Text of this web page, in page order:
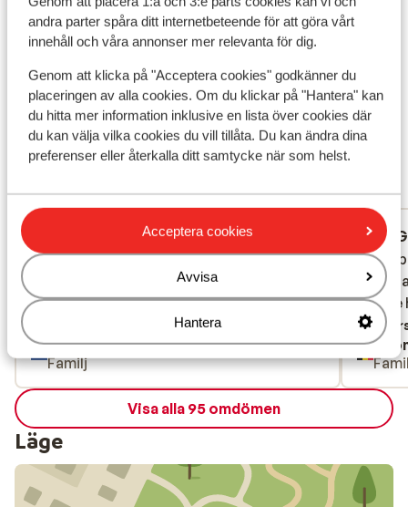
andra parter spåra ditt internetbeteende för att göra vårt
innehåll och våra annonser mer relevanta för dig.
Genom att klicka på "Acceptera cookies" godkänner du
placeringen av alla cookies. Om du klickar på "Hantera" kan
du hitta mer information inklusive en lista över cookies där
du kan välja vilka cookies du vill tillåta. Du kan ändra dina
preferenser eller återkalla ditt samtycke när som helst.
Acceptera cookies
Avvisa
Hantera
Vad våra gäster tycker
Det här är 100 % äkta kundrecensioner som verkligen
speglar deras upplevelser av vår produkt.
Mer om recensioner
8.2 Fantastisk
Mest bokad av partner
Fantastisk
för 2 veckor sedan
Schoon, vriendelijk en behulozaam
personeel, perfecte locatie.
Schoon, vriendelijk en behulozaam
personeel, perfecte locatie.
Översätt till svenska
Anonym
Familj
5.0
de
pas de
de
pas de
Visa alla 95 omdömen
Läge